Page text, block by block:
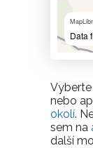
Data
nebo
okolí.
sem na
další